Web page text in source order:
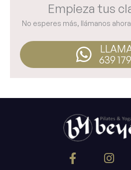
Empieza tus
No esperes más, llámanos
639